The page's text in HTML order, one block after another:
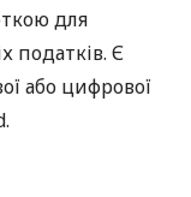
для
податків. Є
або цифрової